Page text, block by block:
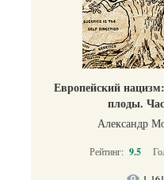
Европейский
плоды.
Александр
Рейтинг: 9.5